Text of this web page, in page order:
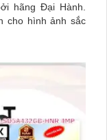
hãng Đại Hành.
cho hình ảnh sắc